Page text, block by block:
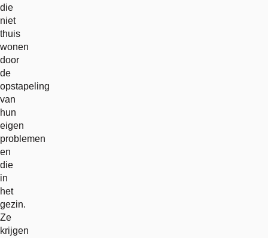
die
niet
thuis
wonen
door
de
opstapeling
van
hun
eigen
problemen
en
die
in
het
gezin.
Ze
krijgen